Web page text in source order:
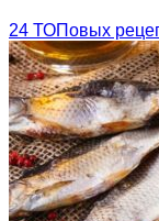
24 ТОПовых